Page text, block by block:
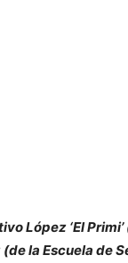
López ‘El
la Escuela de